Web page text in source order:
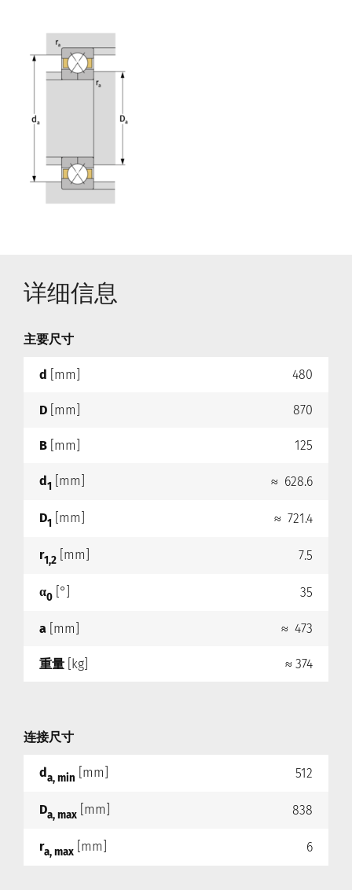
详细信息
主要尺寸
d [mm] 480
D [mm] 870
B [mm] 125
d1 [mm] ≈ 628.6
D1 [mm] ≈ 721.4
r1,2 [mm] 7.5
α0 [°] 35
a [mm] ≈ 473
重量 [kg] ≈ 374
连接尺寸
da, min [mm] 512
Da, max [mm] 838
ra, max [mm] 6